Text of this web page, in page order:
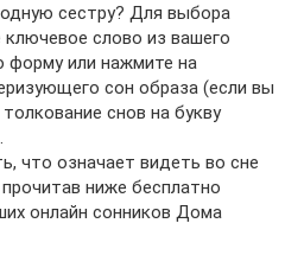
сестру? Для выбора
слово из вашего
форму или нажмите на
сон образа (если вы
снов на букву
что означает видеть во сне
ниже бесплатно
онлайн сонников Дома